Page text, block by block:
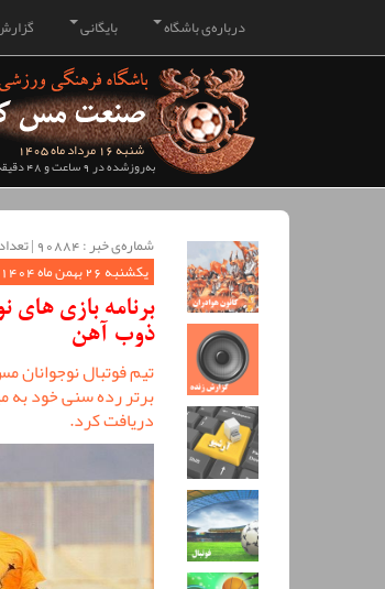
بایگانی درباره‌ی باشگاه
شنبه 16 مرداد ماه 1405
به‌روزشده در 9 ساعت و 48 دقیقه قبل
شماره‌ی خبر : ‌90884 | تعداد بازدید : 351
یکشنبه 26 بهمن ماه 1404 ساعت 09:43
برنامه بازی های
ذوب آهن
تیم فوتبال
برتر رده سنی خود به
دریافت کرد.